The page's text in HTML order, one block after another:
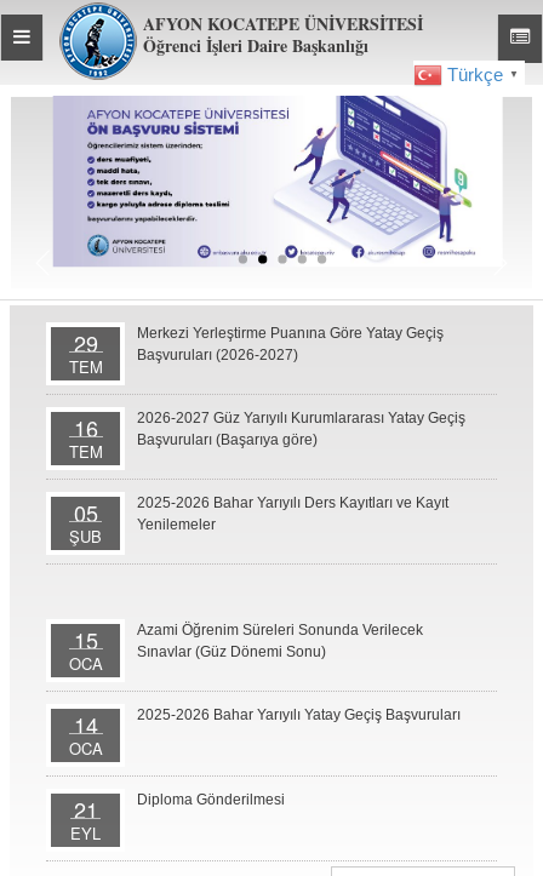
AFYON KOCATEPE ÜNİVERSİTESİ
Öğrenci İşleri Daire Başkanlığı
Toggle
global
navigation
Türkçe ▼
29
TEM
Merkezi Yerleştirme Puanına Göre Yatay Geçiş
Başvuruları (2026-2027)
16
TEM
2026-2027 Güz Yarıyılı Kurumlararası Yatay Geçiş
Başvuruları (Başarıya göre)
05
ŞUB
2025-2026 Bahar Yarıyılı Ders Kayıtları ve Kayıt
Yenilemeler
15
OCA
Azami Öğrenim Süreleri Sonunda Verilecek
Sınavlar (Güz Dönemi Sonu)
14
OCA
2025-2026 Bahar Yarıyılı Yatay Geçiş Başvuruları
21
EYL
Diploma Gönderilmesi